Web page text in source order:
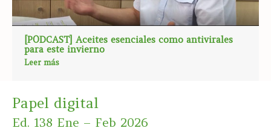
[PODCAST] Aceites esenciales como antivirales
para este invierno
Leer más
Papel digital
Ed. 138 Ene – Feb 2026